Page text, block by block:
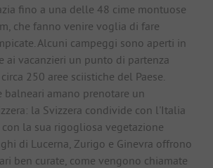
fino a una delle 48 cime montuose
che fanno venire voglia di fare
Alcuni campeggi sono aperti in
ai vacanzieri un punto di partenza
250 aree sciistiche del Paese.
balneari amano prenotare un
la Svizzera condivide con l'Italia
la sua rigogliosa vegetazione
di Lucerna, Zurigo e Ginevra offrono
ben curate, come vengono chiamate